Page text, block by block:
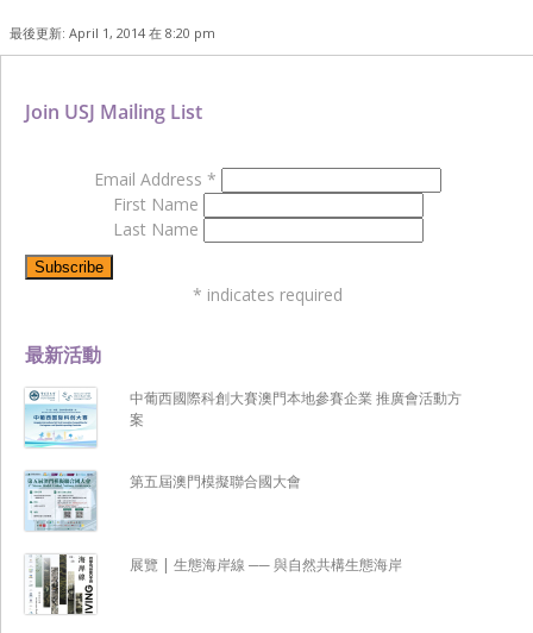
最後更新: April 1, 2014 在 8:20 pm
最新活動
中葡西國際科創大賽澳門本地參賽企業 推廣會活動方
案
第五屆澳門模擬聯合國大會
展覽 | 生態海岸線 ── 與自然共構生態海岸
Join USJ Mailing List
Email Address *
First Name
Last Name
* indicates required